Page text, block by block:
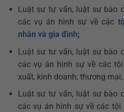
Luật sư tư vấn, luật sư bào
các vụ án hình sự về các
nhân và gia đình;
Luật sư tư vấn, luật sư bào
các vụ án hình sự về các
xuất, kinh doanh, thương mại;
Luật sư tư vấn, luật sư bào
các vụ án hình sự về các